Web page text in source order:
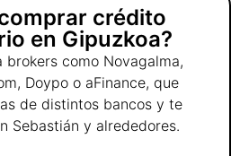
crédito
en Gipuzkoa?
brokers como Novagalma,
Doypo o aFinance, que
de distintos bancos y te
Sebastián y alrededores.